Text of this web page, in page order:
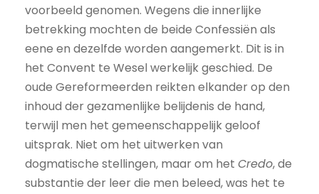
voorbeeld genomen. Wegens die innerlijke
betrekking mochten de beide Confessiën als
eene en dezelfde worden aangemerkt. Dit is in
het Convent te Wesel werkelijk geschied. De
oude Gereformeerden reikten elkander op den
inhoud der gezamenlijke belijdenis de hand,
terwijl men het gemeenschappelijk geloof
uitsprak. Niet om het uitwerken van
dogmatische stellingen, maar om het Credo, de
substantie der leer die men beleed, was het te